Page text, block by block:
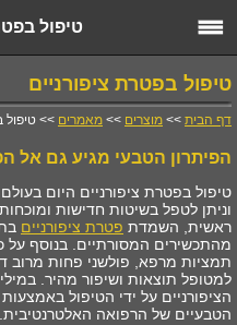
טיפול
טיפול בפטרת ציפורניים
דף הבית >> מוצרים >> מאמרים >> טיפול
הפיתרון הטבעי מגיע גם אל
טיפול בפטרת ציפורניים היום
וניתן לטפל בשיטות חדישות
ראשית, השמדת פטרת ציפורניים
מהתכשירים המסורתיים. בנוסף על
תמציות מרפא, פולשני פחות מרוב
למטופל תוצאות ושיפור מהיר.
הציפורניים על ידי הטיפול
הטבעיים של הרפואה האלטרנטיבית.